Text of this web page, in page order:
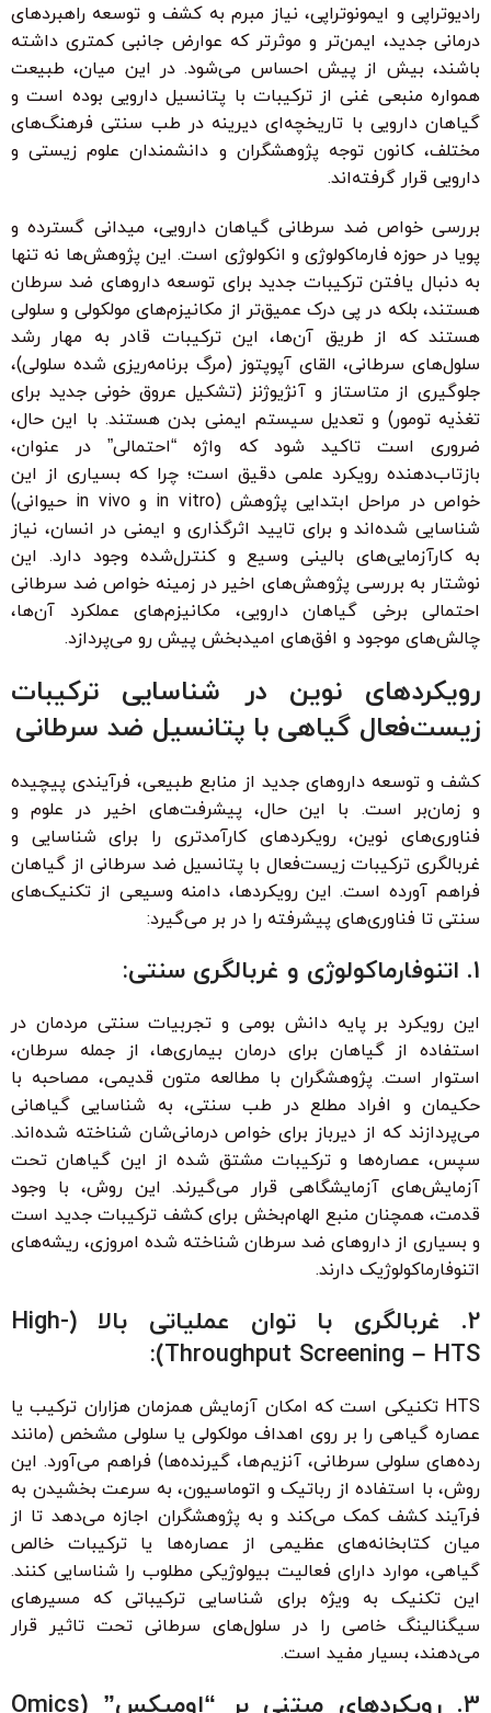
زیرنویس فارسی با ترجمه حرفه‌ای
۳۰ ٪ تخفیف ویژه برای دانشجویان و دانش آموزان
رادیوتراپی و ایمونوتراپی، نیاز مبرم به کشف و توسعه راهبردهای
درمانی جدید، ایمن‌تر و موثرتر که عوارض جانبی کمتری داشته
باشند، بیش از پیش احساس می‌شود. در این میان، طبیعت
همواره منبعی غنی از ترکیبات با پتانسیل دارویی بوده است و
گیاهان دارویی با تاریخچه‌ای دیرینه در طب سنتی فرهنگ‌های
مختلف، کانون توجه پژوهشگران و دانشمندان علوم زیستی و
دارویی قرار گرفته‌اند.
بررسی خواص ضد سرطانی گیاهان دارویی، میدانی گسترده و
پویا در حوزه فارماکولوژی و انکولوژی است. این پژوهش‌ها نه تنها
به دنبال یافتن ترکیبات جدید برای توسعه داروهای ضد سرطان
هستند، بلکه در پی درک عمیق‌تر از مکانیزم‌های مولکولی و سلولی
هستند که از طریق آن‌ها، این ترکیبات قادر به مهار رشد
سلول‌های سرطانی، القای آپوپتوز (مرگ برنامه‌ریزی شده سلولی)،
جلوگیری از متاستاز و آنژیوژنز (تشکیل عروق خونی جدید برای
تغذیه تومور) و تعدیل سیستم ایمنی بدن هستند. با این حال،
ضروری است تاکید شود که واژه “احتمالی” در عنوان،
بازتاب‌دهنده رویکرد علمی دقیق است؛ چرا که بسیاری از این
خواص در مراحل ابتدایی پژوهش (in vitro و in vivo حیوانی)
شناسایی شده‌اند و برای تایید اثرگذاری و ایمنی در انسان، نیاز
به کارآزمایی‌های بالینی وسیع و کنترل‌شده وجود دارد. این
نوشتار به بررسی پژوهش‌های اخیر در زمینه خواص ضد سرطانی
احتمالی برخی گیاهان دارویی، مکانیزم‌های عملکرد آن‌ها،
چالش‌های موجود و افق‌های امیدبخش پیش رو می‌پردازد.
رویکردهای نوین در شناسایی ترکیبات
زیست‌فعال گیاهی با پتانسیل ضد سرطانی
کشف و توسعه داروهای جدید از منابع طبیعی، فرآیندی پیچیده
و زمان‌بر است. با این حال، پیشرفت‌های اخیر در علوم و
فناوری‌های نوین، رویکردهای کارآمدتری را برای شناسایی و
غربالگری ترکیبات زیست‌فعال با پتانسیل ضد سرطانی از گیاهان
فراهم آورده است. این رویکردها، دامنه وسیعی از تکنیک‌های
سنتی تا فناوری‌های پیشرفته را در بر می‌گیرد:
1. اتنوفارماکولوژی و غربالگری سنتی:
این رویکرد بر پایه دانش بومی و تجربیات سنتی مردمان در
استفاده از گیاهان برای درمان بیماری‌ها، از جمله سرطان،
استوار است. پژوهشگران با مطالعه متون قدیمی، مصاحبه با
حکیمان و افراد مطلع در طب سنتی، به شناسایی گیاهانی
می‌پردازند که از دیرباز برای خواص درمانی‌شان شناخته شده‌اند.
سپس، عصاره‌ها و ترکیبات مشتق شده از این گیاهان تحت
آزمایش‌های آزمایشگاهی قرار می‌گیرند. این روش، با وجود
قدمت، همچنان منبع الهام‌بخش برای کشف ترکیبات جدید است
و بسیاری از داروهای ضد سرطان شناخته شده امروزی، ریشه‌های
اتنوفارماکولوژیک دارند.
2. غربالگری با توان عملیاتی بالا (High-
Throughput Screening – HTS):
HTS تکنیکی است که امکان آزمایش همزمان هزاران ترکیب یا
عصاره گیاهی را بر روی اهداف مولکولی یا سلولی مشخص (مانند
رده‌های سلولی سرطانی، آنزیم‌ها، گیرنده‌ها) فراهم می‌آورد. این
روش، با استفاده از رباتیک و اتوماسیون، به سرعت بخشیدن به
فرآیند کشف کمک می‌کند و به پژوهشگران اجازه می‌دهد تا از
میان کتابخانه‌های عظیمی از عصاره‌ها یا ترکیبات خالص
گیاهی، موارد دارای فعالیت بیولوژیکی مطلوب را شناسایی کنند.
این تکنیک به ویژه برای شناسایی ترکیباتی که مسیرهای
سیگنالینگ خاصی را در سلول‌های سرطانی تحت تاثیر قرار
می‌دهند، بسیار مفید است.
3. رویکردهای مبتنی بر “اومیکس” (Omics